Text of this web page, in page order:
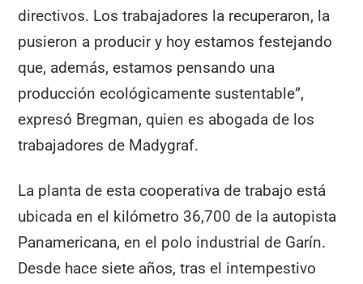
directivos. Los trabajadores la recuperaron, la
pusieron a producir y hoy estamos festejando
que, además, estamos pensando una
producción ecológicamente sustentable”,
expresó Bregman, quien es abogada de los
trabajadores de Madygraf.
La planta de esta cooperativa de trabajo está
ubicada en el kilómetro 36,700 de la autopista
Panamericana, en el polo industrial de Garín.
Desde hace siete años, tras el intempestivo